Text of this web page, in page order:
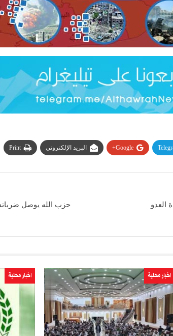
Google+ البريد الإلكتروني Print
العدو
حزب الله يوصل
اخبار محلية اخبار محلية